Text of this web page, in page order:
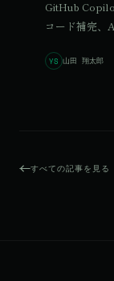
GitHub
コード補完、
YS 山田 翔太郎
すべての記事を見る